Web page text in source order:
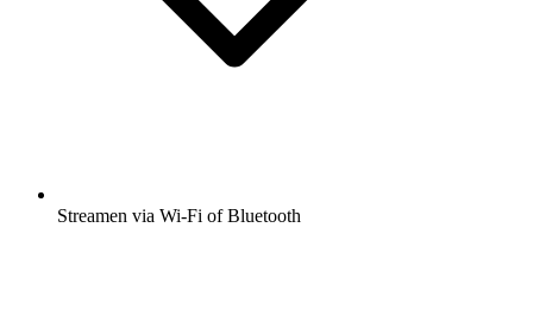
Streamen via Wi-Fi of Bluetooth